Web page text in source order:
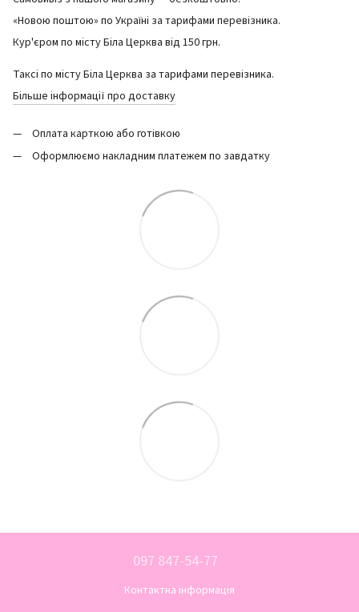
«Новою поштою» по Україні за тарифами перевізника.
Кур'єром по місту Біла Церква від 150 грн.
Таксі по місту Біла Церква за тарифами перевізника.
Більше інформації про доставку
Оплата карткою або готівкою
Оформлюємо накладним платежем по завдатку
097 847-54-77
Контактна інформація